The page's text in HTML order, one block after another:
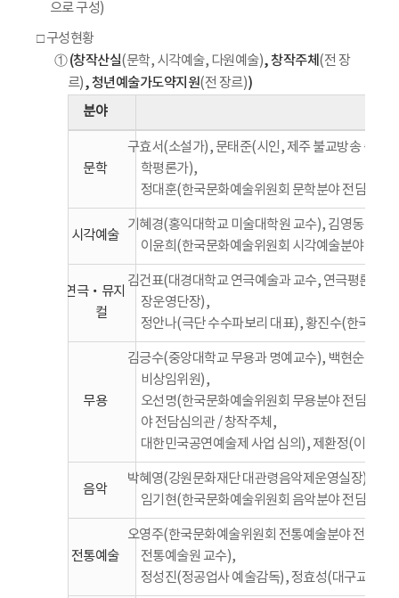
으로 구성)
□ 구성현황
①(창작산실(문학, 시각예술, 다원예술), 창작주체 (전 장
르), 청년예술가도약지원(전 장르))
분야
문학
구효서(소설가), 문태준(시인, 제주 불교방송 총괄
학평론가),
정대훈(한국문화예술위원회 문학분야 전담심의
시각예술
기혜경(홍익대학교 미술대학원 교수), 김영동(미
이윤희(한국문화예술위원회 시각예술분야 전
연극‧뮤지
컬
김건표(대경대학교 연극예술과 교수, 연극평론가
장운영단장),
정안나(극단 수수파보리 대표), 황진수(한국문
무용
김긍수(중앙대학교 무용과 명예교수), 백현순(한
비상임위원),
오선명(한국문화예술위원회 무용분야 전담심
야 전담심의관 / 창작주체,
대한민국공연예술제 사업 심의), 제환정(이화여
음악
박혜영(강원문화재단 대관령음악제운영실장), 신
임기현(한국문화예술위원회 음악분야 전담심의
전통예술
오영주(한국문화예술위원회 전통예술분야 전담
전통예술원 교수),
정성진(정공업사 예술감독), 정효성(대구교육대